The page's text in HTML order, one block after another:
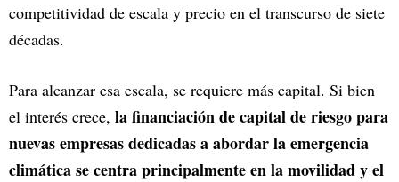
competitividad de escala y precio en el transcurso de siete
décadas.
Para alcanzar esa escala, se requiere más capital. Si bien
el interés crece, la financiación de capital de riesgo para
nuevas empresas dedicadas a abordar la emergencia
climática se centra principalmente en la movilidad y el